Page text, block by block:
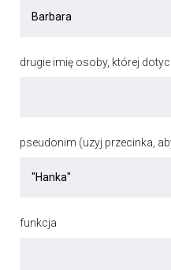
drugie imię osoby, której
pseudonim (uzyj przecinka,
funkcja